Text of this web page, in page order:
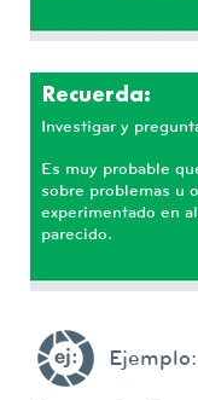
Recuerda:
Investigar y
Es muy probable
sobre problemas u
experimentado en
parecido.
Ejemplo: